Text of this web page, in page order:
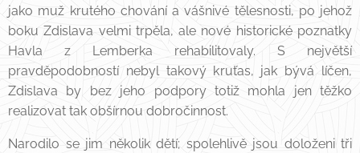
jako muž krutého chování a vášnivé tělesnosti, po jehož
boku Zdislava velmi trpěla, ale nové historické poznatky
Havla z Lemberka rehabilitovaly. S největší
pravděpodobností nebyl takový kruťas, jak bývá líčen,
Zdislava by bez jeho podpory totiž mohla jen těžko
realizovat tak obšírnou dobročinnost.
Narodilo se jim několik dětí; spolehlivě jsou doloženi tři